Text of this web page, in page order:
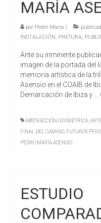
MARÍA
por Pedro Maria |
INSTALACIÓN, PINTURA,
Ante su inminente
imagen de la portada del
memoria artística de la
Asensio en el COAIB de
Demarcación de Ibiza y …
ABSTRACCIÓN GEOMÉTRICA
FINAL DEL CAMINO FUTUROS
PEDRO MARÍA ASENSIO
ESTUDIO